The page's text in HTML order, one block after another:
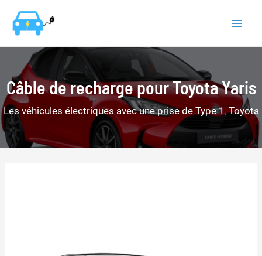
contenu
Câble de recharge pour Toyota Yaris
Les véhicules électriques avec une prise de Type 1,Toyota